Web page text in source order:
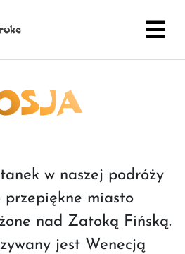
w naszej podróży
przepiękne miasto
nad Zatoką Fińską.
jest Wenecją